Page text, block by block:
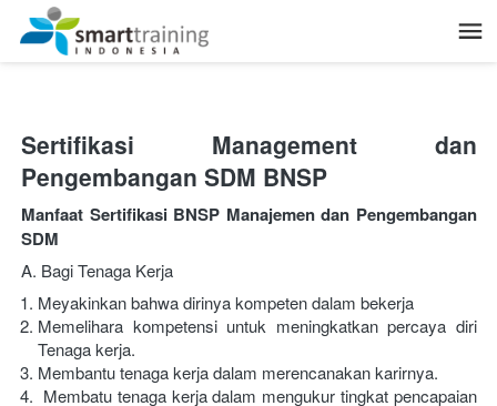
Sertifikasi Management dan
Pengembangan SDM BNSP
Manfaat Sertifikasi BNSP Manajemen dan Pengembangan
SDM
A. Bagi Tenaga Kerja
Meyakinkan bahwa dirinya kompeten dalam bekerja
Memelihara kompetensi untuk meningkatkan percaya diri
Tenaga kerja.
Membantu tenaga kerja dalam merencanakan karirnya.